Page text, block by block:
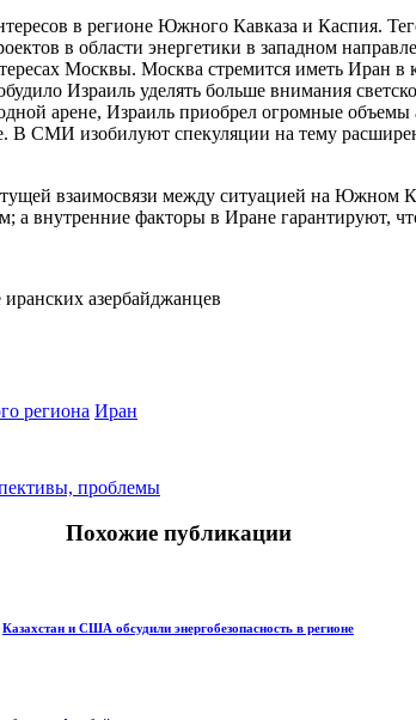
в регионе Южного Кавказа и Каспия.
в области энергетики в западном
Москвы. Москва стремится иметь Иран в
Израиль уделять больше внимания
арене, Израиль приобрел огромные объемы
В СМИ изобилуют спекуляции на тему
взаимосвязи между ситуацией на Южном
а внутренние факторы в Иране гарантируют,
азербайджанцев
региона Иран
проблемы
Похожие публикации
Казахстан и США обсудили энергобезопасность в регионе